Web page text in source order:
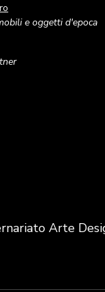
e oggetti d'epoca
Arte